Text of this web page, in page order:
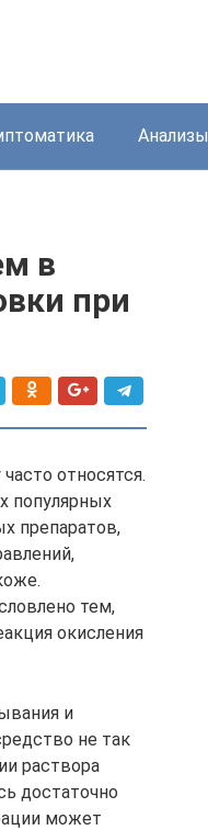
Анализы
в
при
относятся.
популярных
препаратов,
тем,
окисления
и
не так
раствора
достаточно
может